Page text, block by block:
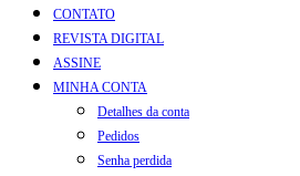
CONTATO
REVISTA DIGITAL
ASSINE
MINHA CONTA
Detalhes da conta
Pedidos
Senha perdida